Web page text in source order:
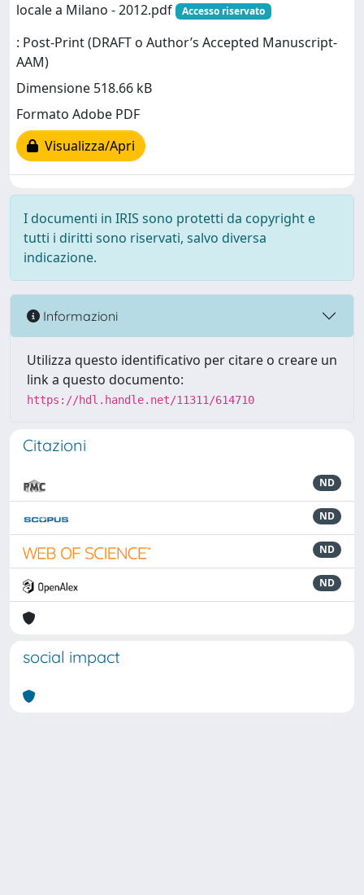
locale a Milano - 2012.pdf
Accesso riservato
: Post-Print (DRAFT o Author’s Accepted Manuscript-
AAM)
Dimensione 518.66 kB
Formato Adobe PDF
Visualizza/Apri
I documenti in IRIS sono protetti da copyright e
tutti i diritti sono riservati, salvo diversa
indicazione.
Informazioni
Utilizza questo identificativo per citare o creare un
link a questo documento:
https://hdl.handle.net/11311/614710
Citazioni
ND
ND
ND
ND
social impact